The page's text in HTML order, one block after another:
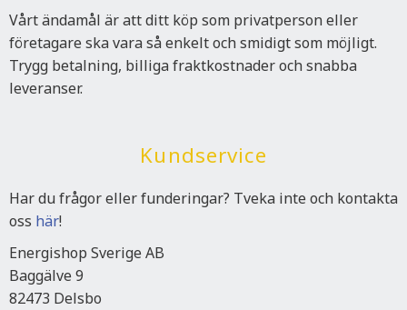
Vårt ändamål är att ditt köp som privatperson eller
företagare ska vara så enkelt och smidigt som möjligt.
Trygg betalning, billiga fraktkostnader och snabba
leveranser.
Kundservice
Har du frågor eller funderingar? Tveka inte och kontakta
oss här!
Energishop Sverige AB
Baggälve 9
82473 Delsbo